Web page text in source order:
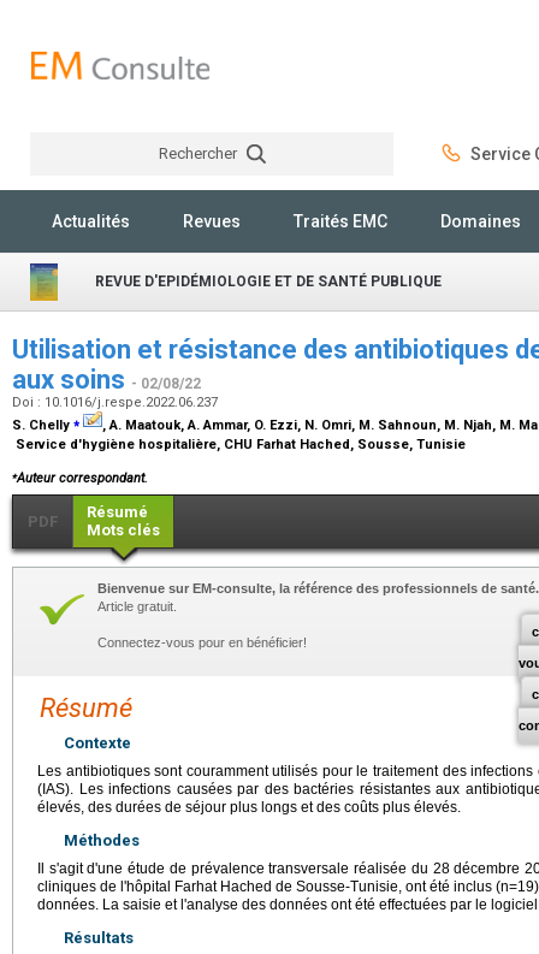
Rechercher Service
Actualités Revues Traités EMC Domaines
REVUE D'EPIDÉMIOLOGIE ET DE SANTÉ PUBLIQUE
Utilisation et résistance des antibiotiques
aux soins - 02/08/22
Doi : 10.1016/j.respe.2022.06.237
S. Chelly ⁎
, A. Maatouk, A. Ammar, O. Ezzi, N. Omri, M. Sahnoun, M. Njah, M.
Service d'hygiène hospitalière, CHU Farhat Hached, Sousse, Tunisie
⁎Auteur correspondant.
PDF
Résumé
Mots clés
Bienvenue sur EM-consulte, la référence des professionnels de santé.
Article gratuit.
Connectez-vous pour en bénéficier!
Résumé
Contexte
Les antibiotiques sont couramment utilisés pour le traitement des
(IAS). Les infections causées par des bactéries résistantes aux
élevés, des durées de séjour plus longs et des coûts plus élevés.
Méthodes
Il s'agit d'une étude de prévalence transversale réalisée du 28 décembre
cliniques de l'hôpital Farhat Hached de Sousse-Tunisie, ont été inclus
données. La saisie et l'analyse des données ont été effectuées par le
Résultats